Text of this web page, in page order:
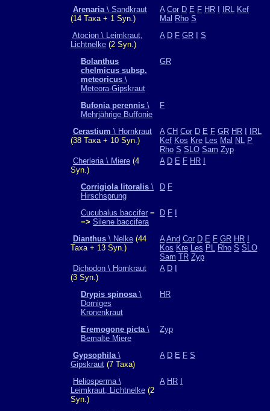
Arenaria\ Sandkraut
(14 Taxa + 1 Syn.)
A Cor D E F HR IRL Kef
Mal Rho S
Atocion \ Leimkraut,
Lichtnelke (2 Syn.)
A D F GR S
Bolanthus
chelmicus subsp.
meteoricus \
Meteora-Gipskraut
GR
Bufonia perennis \
Mehrjährige Buffonie
F
Cerastium \ Hornkraut
(38 Taxa + 10 Syn.)
A CH Cor D E F GR HR
IRL
Kef Kos Kre Les Mal NL P
Rho S SLO Sam Zyp
Cherleria \ Miere (4
Syn.)
A D E F HR
Corrigiola litoralis \
Hirschsprung
D F
Cucubalus baccifer −
−> Silene baccifera
D F
Dianthus \ Nelke (44
Taxa + 13 Syn.)
A And Cor D E F GR HR
Kos Kre Les PL Rho S SLO
Sam TR Zyp
Dichodon \ Hornkraut
(3 Syn.)
A D
Drypis spinosa\
Dorniges
Kronenkraut
HR
Eremogone picta\
Bemalte Miere
Zyp
Gypsophila\
Gipskraut (7 Taxa)
A D E F S
Heliosperma \
Leimkraut, Lichtnelke (2
Syn.)
A HR